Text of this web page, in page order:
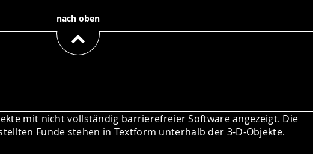
nach oben
mit nicht vollständig barrierefreier Software angezeigt. Die
Funde stehen in Textform unterhalb der 3-D-Objekte.